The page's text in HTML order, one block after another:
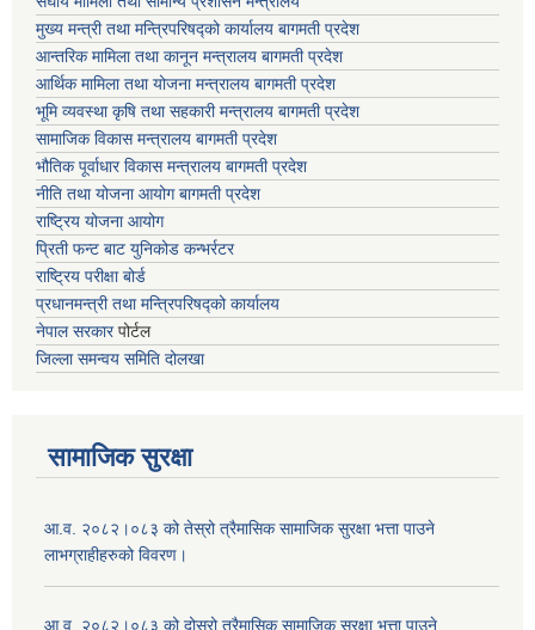
मुख्य मन्त्री तथा मन्त्रिपरिषद्को कार्यालय बागमती प्रदेश
आन्तरिक मामिला तथा कानून मन्त्रालय बागमती प्रदेश
आर्थिक मामिला तथा योजना मन्त्रालय बागमती प्रदेश
भूमि व्यवस्था कृषि तथा सहकारी मन्त्रालय बागमती प्रदेश
सामाजिक विकास मन्त्रालय बागमती प्रदेश
भौतिक पूर्वाधार विकास मन्त्रालय बागमती प्रदेश
नीति तथा योजना आयोग बागमती प्रदेश
राष्ट्रिय योजना आयोग
प्रिती फन्ट बाट युनिकोड कन्भर्रटर
राष्ट्रिय परीक्षा बोर्ड
प्रधानमन्त्री तथा मन्त्रिपरिषद्को कार्यालय
नेपाल सरकारपोर्टल
जिल्ला समन्वय समिति दोलखा
सामाजिक सुरक्षा
आ.व. २०८२।०८३ को तेस्रो त्रैमासिक सामाजिक सुरक्षा भत्ता पाउने
लाभग्राहीहरुको विवरण।
आ.व. २०८२।०८३ को दोस्रो त्रैमासिक सामाजिक सुरक्षा भत्ता पाउने